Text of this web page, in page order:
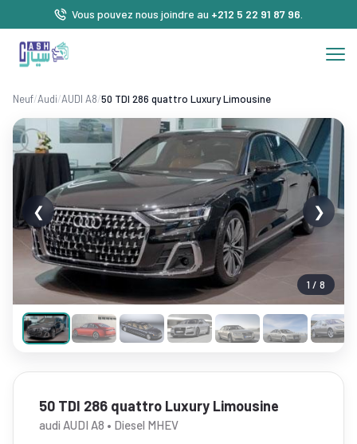
Vous pouvez nous joindre au +212 5 22 91 87 96
Neuf/Audi/AUDI A8/50 TDI 286 quattro Luxury Limousine
1 / 8
❮ ❯
50 TDI 286 quattro Luxury Limousine
audi AUDI A8 • Diesel MHEV